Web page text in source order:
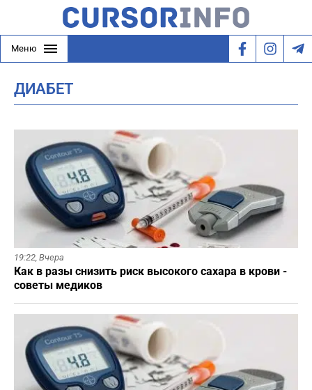
Меню
ДИАБЕТ
19:22, Вчера
Как в разы снизить риск высокого сахара в крови -
советы медиков